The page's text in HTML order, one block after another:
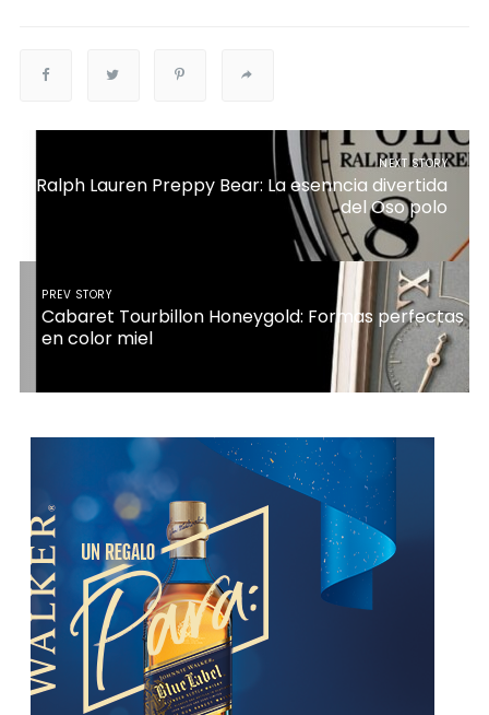
NEXT STORY
Ralph Lauren Preppy Bear: La esenncia divertida
del Oso polo
PREV STORY
Cabaret Tourbillon Honeygold: Formas perfectas
en color miel